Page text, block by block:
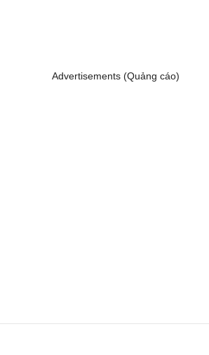
Advertisements (Quảng cáo)